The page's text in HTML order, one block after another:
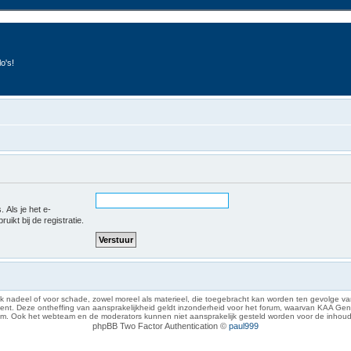
Als je het e-
bij de registratie.
of voor schade, zowel moreel als materieel, die toegebracht kan worden ten gevolge
Deze ontheffing van aansprakelijkheid geldt inzonderheid voor het forum, waarvan KAA
Ook het webteam en de moderators kunnen niet aansprakelijk gesteld worden voor de
phpBB Two Factor Authentication © paul999